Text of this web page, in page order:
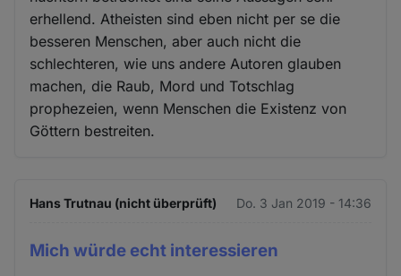
erhellend. Atheisten sind eben nicht per se die
besseren Menschen, aber auch nicht die
schlechteren, wie uns andere Autoren glauben
machen, die Raub, Mord und Totschlag
prophezeien, wenn Menschen die Existenz von
Göttern bestreiten.
Hans Trutnau (nicht überprüft) Do. 3 Jan 2019 - 14:36
Mich würde echt interessieren